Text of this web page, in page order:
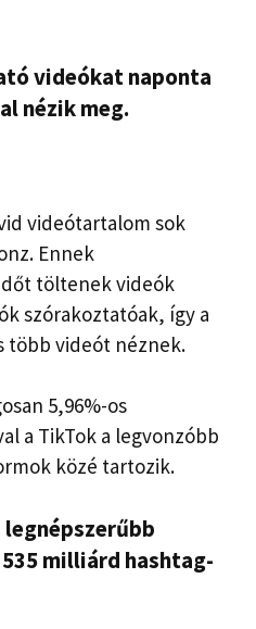
videókat naponta
nézik meg.
videótartalom sok
Ennek
töltenek videók
szórakoztatóak, így a
több videót néznek.
5,96%-os
a TikTok a legvonzóbb
közé tartozik.
legnépszerűbb
milliárd hashtag-